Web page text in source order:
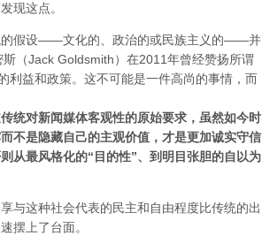
现这点。
的假设——文化的、政治的或民族主义的——并
（Jack Goldsmith）在2011年曾经赞扬所谓
利益和政策。这不可能是一件高尚的事情，而
统对新闻媒体客观性的原始要求，虽然如今时
不是隐藏自己的主观价值，才是更加诚实守信
从最风格化的“目的性”、到明目张胆的自以为
与这种社会代表的民主和自由程度比传统的出
摆上了台面。